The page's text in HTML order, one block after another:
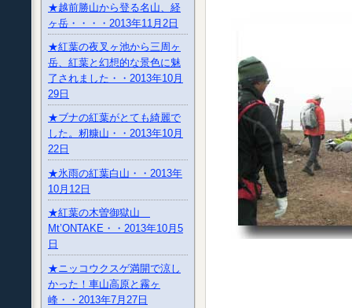
★越前勝山から登る名山、経
ヶ岳・・・・2013年11月2日
★紅葉の夜叉ヶ池から三周ヶ
岳、紅葉と幻想的な景色に魅
了されました・・2013年10月
29日
★ブナの紅葉がとても綺麗で
した。籾糠山・・2013年10月
22日
★氷雨の紅葉白山・・2013年
10月12日
★紅葉の木曽御獄山
Mt’ONTAKE・・2013年10月5
日
★ニッコウクスゲ満開で涼し
かった！車山高原と霧ヶ
峰・・2013年7月27日